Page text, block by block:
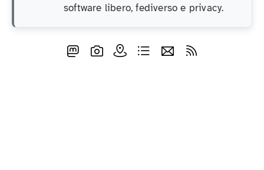
software libero, fediverso e privacy.